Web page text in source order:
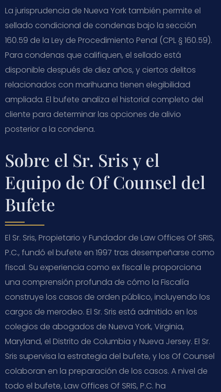
La jurisprudencia de Nueva York también permite el
sellado condicional de condenas bajo la sección
160.59 de la Ley de Procedimiento Penal (CPL § 160.59).
Para condenas que califiquen, el sellado está
disponible después de diez años, y ciertos delitos
relacionados con marihuana tienen elegibilidad
ampliada. El bufete analiza el historial completo del
cliente para determinar las opciones de alivio
posterior a la condena.
Sobre el Sr. Sris y el
Equipo de Of Counsel del
Bufete
El Sr. Sris, Propietario y Fundador de Law Offices Of SRIS,
P.C., fundó el bufete en 1997 tras desempeñarse como
fiscal. Su experiencia como ex fiscal le proporciona
una comprensión profunda de cómo la Fiscalía
construye los casos de orden público, incluyendo los
cargos de merodeo. El Sr. Sris está admitido en los
colegios de abogados de Nueva York, Virginia,
Maryland, el Distrito de Columbia y Nueva Jersey. El Sr.
Sris supervisa la estrategia del bufete, y los Of Counsel
colaboran en la preparación de los casos. A nivel de
todo el bufete, Law Offices Of SRIS, P.C. ha